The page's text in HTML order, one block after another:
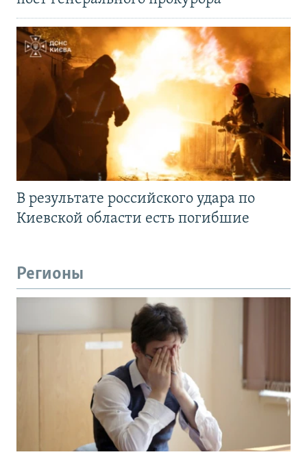
В результате российского удара по
Киевской области есть погибшие
Регионы